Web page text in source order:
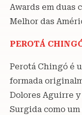
Awards em duas
Melhor das
PEROTÁ
Perotá Chingó é
formada
Dolores Aguirre y
Surgida como